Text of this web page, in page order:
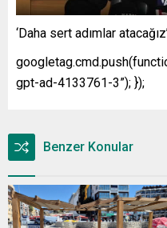
‘Daha sert adımlar
gpt-ad-4133761-3”); });
Benzer Konular